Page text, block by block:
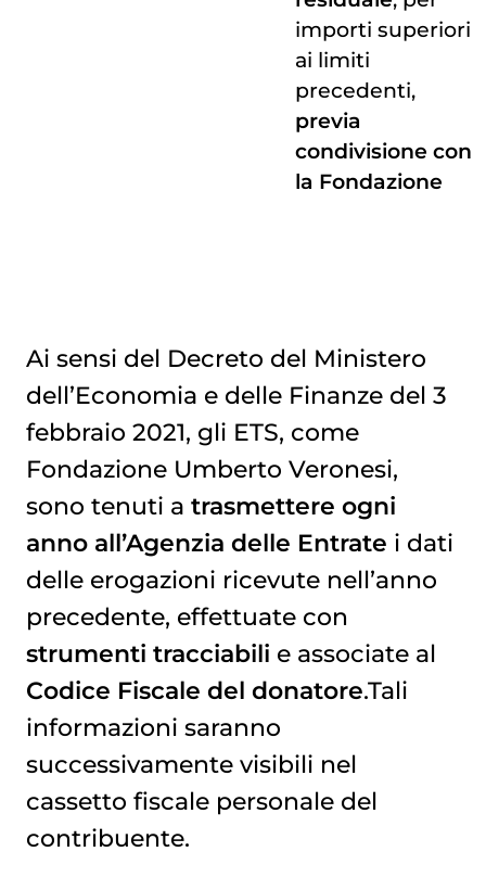
importi superiori
ai limiti
precedenti,
previa
condivisione con
la Fondazione
Ai sensi del Decreto del Ministero
dell’Economia e delle Finanze del 3
febbraio 2021, gli ETS, come
Fondazione Umberto Veronesi,
sono tenuti a trasmettere ogni
anno all’Agenzia delle Entrate i dati
delle erogazioni ricevute nell’anno
precedente, effettuate con
strumenti tracciabili e associate al
Codice Fiscale del donatore.Tali
informazioni saranno
successivamente visibili nel
cassetto fiscale personale del
contribuente.